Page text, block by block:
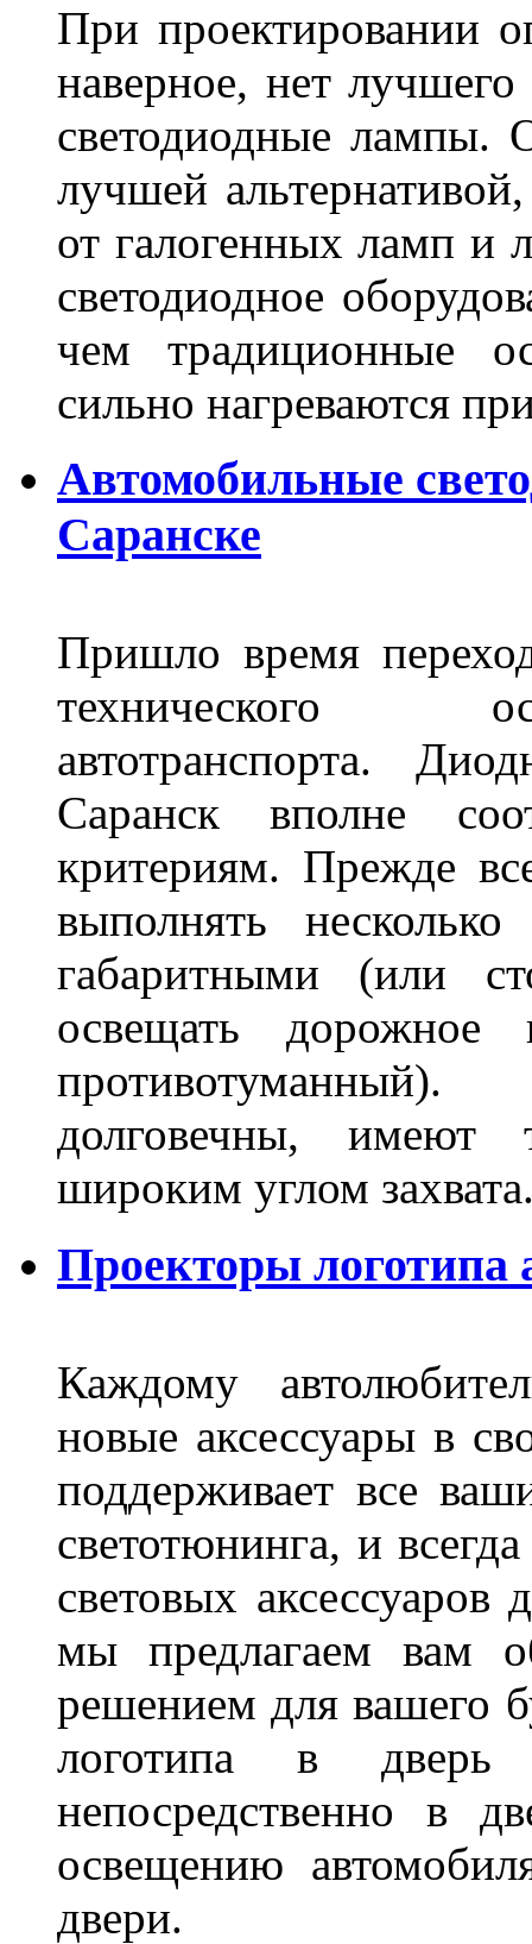
При проектировании
наверное, нет
светодиодные лампы.
лучшей
от галогенных ламп и
светодиодное
чем традиционные
сильно нагреваются
Автомобильные
Саранске
Пришло время
технического
автотранспорта.
Саранск вполне
критериям. Прежде
выполнять
габаритными (или
освещать
долговечны, имеют
широким углом
Проекторы логотипа
Каждому
новые аксессуары в
поддерживает все
светотюнинга, и
световых
мы предлагаем вам
решением для вашего
логотипа в дверь
непосредственно в
освещению
двери.